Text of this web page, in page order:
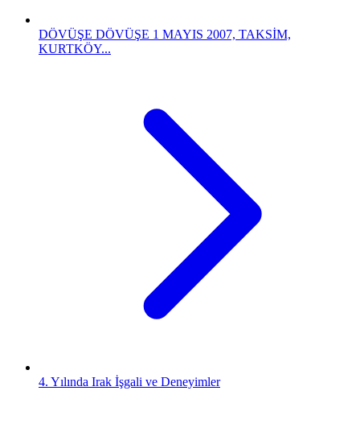
DÖVÜŞE DÖVÜŞE 1 MAYIS 2007, TAKSİM,
KURTKÖY...
4. Yılında Irak İşgali ve Deneyimler